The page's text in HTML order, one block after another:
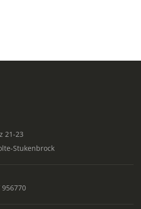
21-23
Stukenbrock